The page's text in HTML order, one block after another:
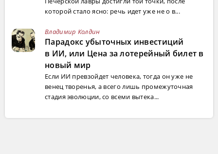
которой стало ясно: речь идет уже не о в...
Владимир Колдин
Парадокс убыточных инвестиций
в ИИ, или Цена за лотерейный билет в
новый мир
Если ИИ превзойдет человека, тогда он уже не
венец творенья, а всего лишь промежуточная
стадия эволюции, со всеми вытека...